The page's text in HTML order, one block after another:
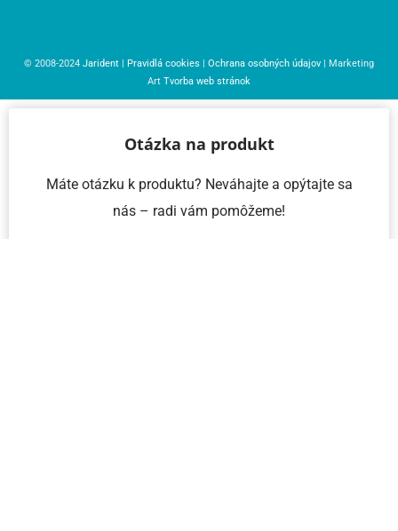
© 2008-2024 Jarident | Pravidlá cookies | Ochrana osobných údajov | Marketing
Art Tvorba web stránok
Otázka na produkt
Máte otázku k produktu? Neváhajte a opýtajte sa
nás – radi vám pomôžeme!